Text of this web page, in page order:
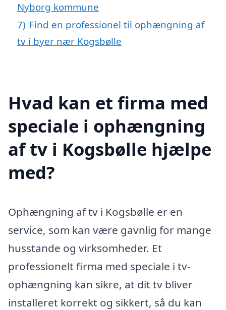
Nyborg kommune
7) Find en professionel til ophængning af
tv i byer nær Kogsbølle
Hvad kan et firma med
speciale i ophængning
af tv i Kogsbølle hjælpe
med?
Ophængning af tv i Kogsbølle er en
service, som kan være gavnlig for mange
husstande og virksomheder. Et
professionelt firma med speciale i tv-
ophængning kan sikre, at dit tv bliver
installeret korrekt og sikkert, så du kan